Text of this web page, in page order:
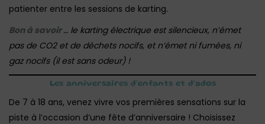
patienter entre les sessions de karting.
Bon à savoir… le karting électrique est silencieux, n’émet
pas de CO2 et de déchets nocifs, et n’émet ni fumées, ni
gaz nocifs (il est sans odeur) !
Les anniversaires d’enfants et d’ados
De 7 à 18 ans, venez vivre vos premières sensations sur la
piste à l’occasion d’une fête d’anniversaire ! Choisissez